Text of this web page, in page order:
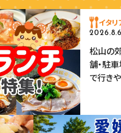
イタリ
2026.8.6
松山の
舗・駐
で行き